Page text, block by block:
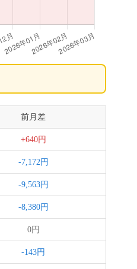
前月差
+640円
-7,172円
-9,563円
-8,380円
0円
-143円